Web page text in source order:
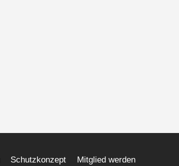
Schutzkonzept Mitglied werden